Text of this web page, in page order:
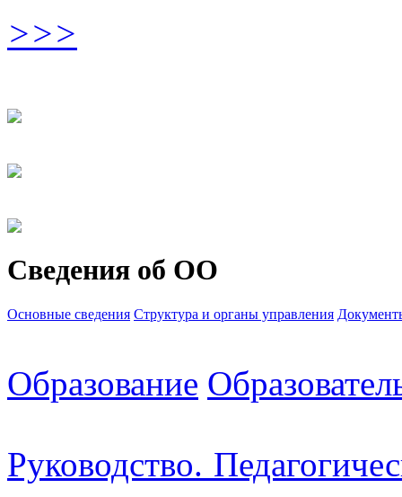
>>>
Сведения об ОО
Основные сведения Структура и органы управления
Образование
Руководство.